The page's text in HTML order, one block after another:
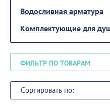
Водосливная арматура
Комплектующие для
ФИЛЬТР ПО ТОВАРАМ
Сортировать по: